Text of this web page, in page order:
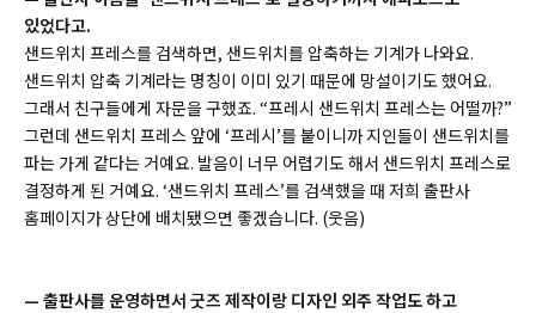
있었다고.
샌드위치 프레스를 검색하면, 샌드위치를 압축하는 기계가 나와요.
샌드위치 압축 기계라는 명칭이 이미 있기 때문에 망설이기도 했어요.
그래서 친구들에게 자문을 구했죠. “프레시 샌드위치 프레스는 어떨까?”
그런데 샌드위치 프레스 앞에 ‘프레시’를 붙이니까 지인들이 샌드위치를
파는 가게 같다는 거예요. 발음이 너무 어렵기도 해서 샌드위치 프레스로
결정하게 된 거예요. ‘샌드위치 프레스’를 검색했을 때 저희 출판사
홈페이지가 상단에 배치됐으면 좋겠습니다. (웃음)
— 출판사를 운영하면서 굿즈 제작이랑 디자인 외주 작업도 하고